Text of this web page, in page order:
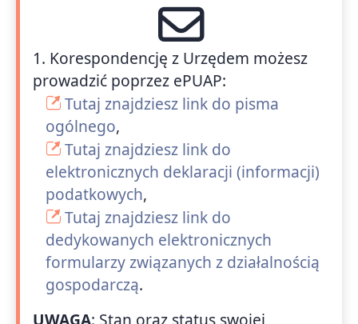
1. Korespondencję z Urzędem możesz
prowadzić poprzez ePUAP:
Tutaj znajdziesz link do pisma
ogólnego,
Tutaj znajdziesz link do
elektronicznych deklaracji (informacji)
podatkowych,
Tutaj znajdziesz link do
dedykowanych elektronicznych
formularzy związanych z działalnością
gospodarczą.
UWAGA: Stan oraz status swojej